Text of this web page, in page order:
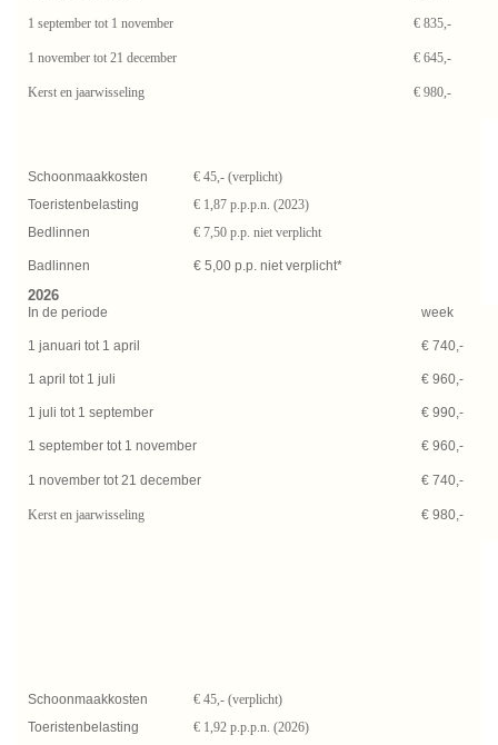
1 september tot 1 november € 835,-
1 november tot 21 december € 645,-
Kerst en jaarwisseling € 980,-
Schoonmaakkosten
€ 45,- (verplicht)
Toeristenbelasting
€ 1,87 p.p.p.n. (2023)
Bedlinnen
Badlinnen
€ 7,50 p.p. niet verplicht
€ 5,00 p.p. niet verplicht*
2026
In de periode week
1 januari tot 1 april € 740,-
1 april tot 1 juli € 960,-
1 juli tot 1 september € 990,-
1 september tot 1 november € 960,-
1 november tot 21 december € 740,-
Kerst en jaarwisseling € 980,-
Schoonmaakkosten
€ 45,- (verplicht)
Toeristenbelasting
€ 1,92 p.p.p.n. (2026)